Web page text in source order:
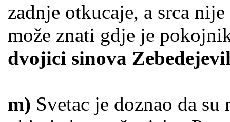
zadnje otkucaje, a srca
može znati gdje je
dvojici sinova
m) Svetac je doznao da